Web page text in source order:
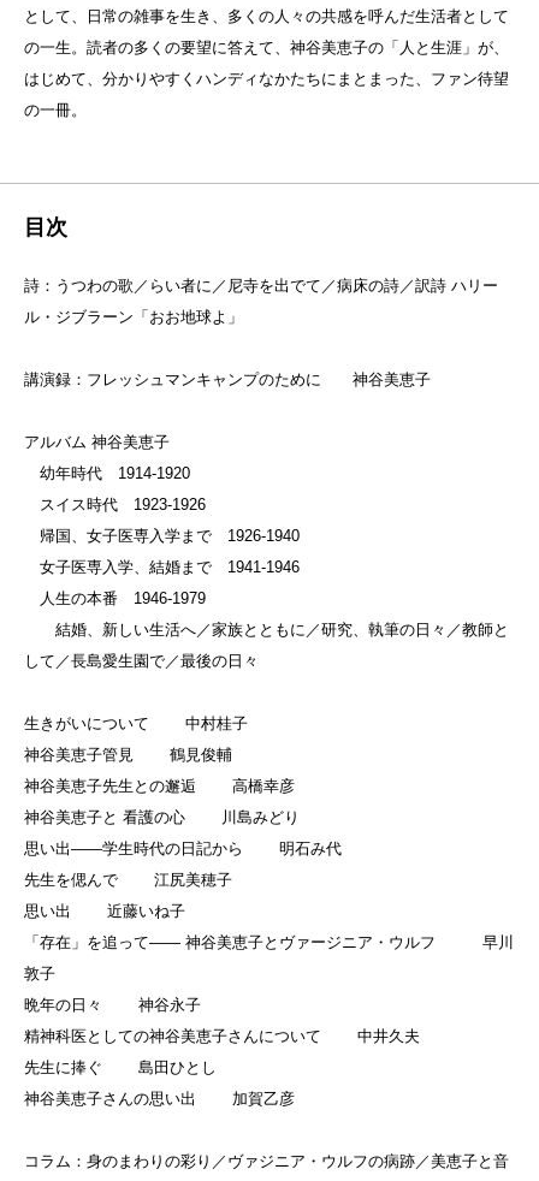
として、日常の雑事を生き、多くの人々の共感を呼んだ生活者として
の一生。読者の多くの要望に答えて、神谷美恵子の「人と生涯」が、
はじめて、分かりやすくハンディなかたちにまとまった、ファン待望
の一冊。
目次
詩：うつわの歌／らい者に／尼寺を出でて／病床の詩／訳詩 ハリー
ル・ジブラーン「おお地球よ」
講演録：フレッシュマンキャンプのために 神谷美恵子
アルバム 神谷美恵子
幼年時代 1914-1920
スイス時代 1923-1926
帰国、女子医専入学まで 1926-1940
女子医専入学、結婚まで 1941-1946
人生の本番 1946-1979
結婚、新しい生活へ／家族とともに／研究、執筆の日々／教師と
して／長島愛生園で／最後の日々
生きがいについて 中村桂子
神谷美恵子管見 鶴見俊輔
神谷美恵子先生との邂逅 高橋幸彦
神谷美恵子と 看護の心 川島みどり
思い出——学生時代の日記から 明石み代
先生を偲んで 江尻美穂子
思い出 近藤いね子
「存在」を追って—— 神谷美恵子とヴァージニア・ウルフ 早川
敦子
晩年の日々 神谷永子
精神科医としての神谷美恵子さんについて 中井久夫
先生に捧ぐ 島田ひとし
神谷美恵子さんの思い出 加賀乙彦
コラム：身のまわりの彩り／ヴァジニア・ウルフの病跡／美恵子と音